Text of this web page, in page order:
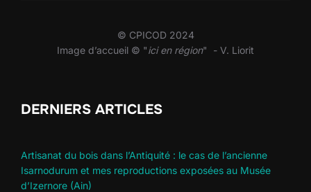
© CPICOD 2024
Image d’accueil © "ici en région" - V. Liorit
DERNIERS ARTICLES
Artisanat du bois dans l’Antiquité : le cas de l’ancienne
Isarnodurum et mes reproductions exposées au Musée
d’Izernore (Ain)